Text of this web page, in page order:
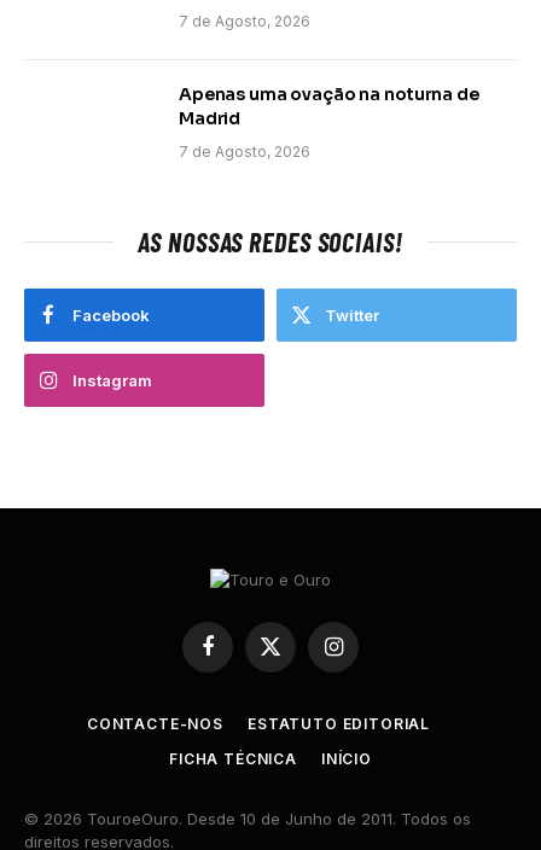
7 de Agosto, 2026
Apenas uma ovação na noturna de
Madrid
7 de Agosto, 2026
AS NOSSAS REDES SOCIAIS!
Facebook Twitter
Instagram
Facebook
X
(Twitter)
Instagram
CONTACTE-NOS
ESTATUTO EDITORIAL
FICHA TÉCNICA
INÍCIO
© 2026 TouroeOuro. Desde 10 de Junho de 2011. Todos os
direitos reservados.